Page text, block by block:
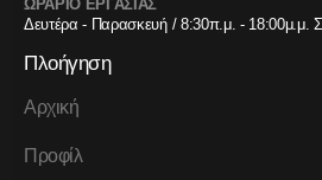
ΩΡΑΡΙΟ ΕΡΓΑΣΙΑΣ
Δευτέρα - Παρασκευή / 8:30π.μ. - 18:00μ.μ.
Πλοήγηση
Αρχική
Προφίλ